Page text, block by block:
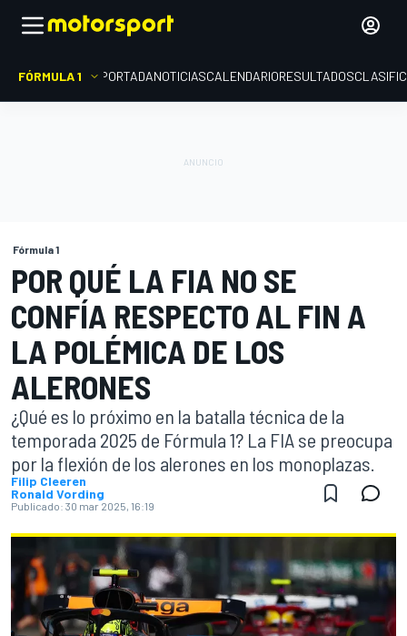
FÓRMULA 1 PORTADANOTICIASCALENDARIORESULTADOS
Fórmula 1
POR QUÉ LA FIA NO SE
CONFÍA RESPECTO AL FIN A
LA POLÉMICA DE LOS
ALERONES
¿Qué es lo próximo en la batalla técnica de la
temporada 2025 de Fórmula 1? La FIA se preocupa
por la flexión de los alerones en los monoplazas.
Filip Cleeren
Ronald Vording
Publicado: 30 mar 2025, 16:19